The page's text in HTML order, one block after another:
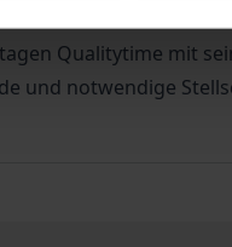
mehr nur als
Qualitytime mit
und notwendige